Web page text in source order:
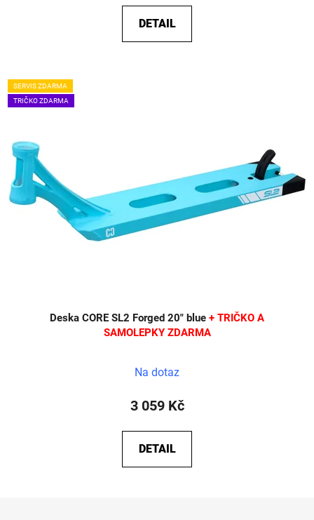
DETAIL
SERVIS ZDARMA
TRIČKO ZDARMA
Deska CORE SL2 Forged 20" blue + TRIČKO A
SAMOLEPKY ZDARMA
Na dotaz
3 059 Kč
DETAIL